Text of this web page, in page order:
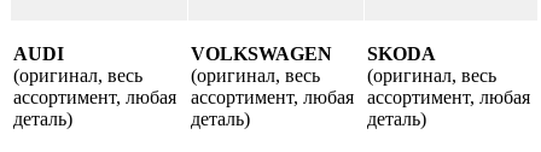
AUDI
(оригинал, весь
ассортимент, любая
деталь)
VOLKSWAGEN
(оригинал, весь
ассортимент, любая
деталь)
SKODA
(оригинал, весь
ассортимент, любая
деталь)